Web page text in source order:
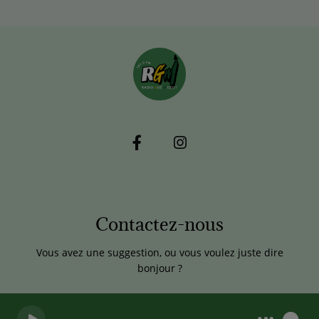
Contactez-nous
Vous avez une suggestion, ou vous voulez juste dire
bonjour ?